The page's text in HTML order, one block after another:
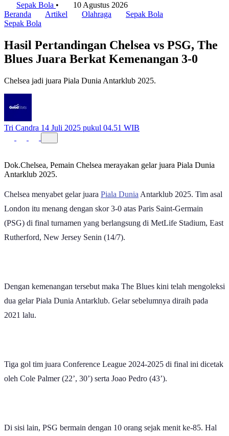
Sepak Bola •
10 Agustus 2026
Beranda
Artikel Olahraga
Sepak Bola
Sepak Bola
Hasil Pertandingan Chelsea vs PSG, The
Blues Juara Berkat Kemenangan 3-0
Chelsea jadi juara Piala Dunia Antarklub 2025.
Tri Candra 14 Juli 2025 pukul 04.51 WIB